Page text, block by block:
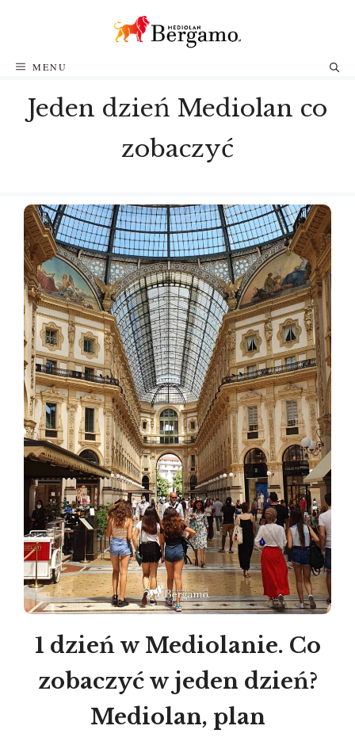
MENU
Jeden dzień Mediolan co
zobaczyć
1 dzień w Mediolanie. Co
zobaczyć w jeden dzień?
Mediolan, plan